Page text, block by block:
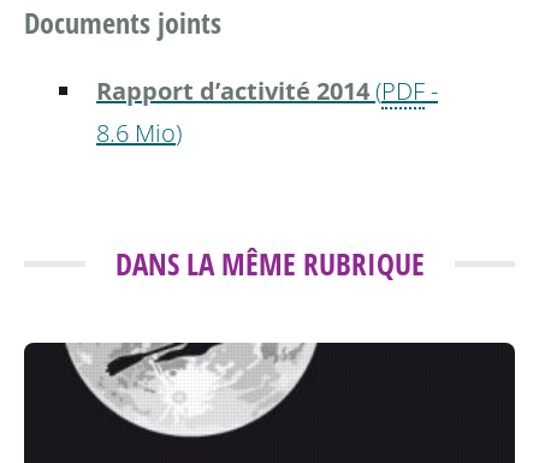
Documents joints
Rapport d’activité 2014(PDF-
8.6 Mio)
DANS LA MÊME RUBRIQUE